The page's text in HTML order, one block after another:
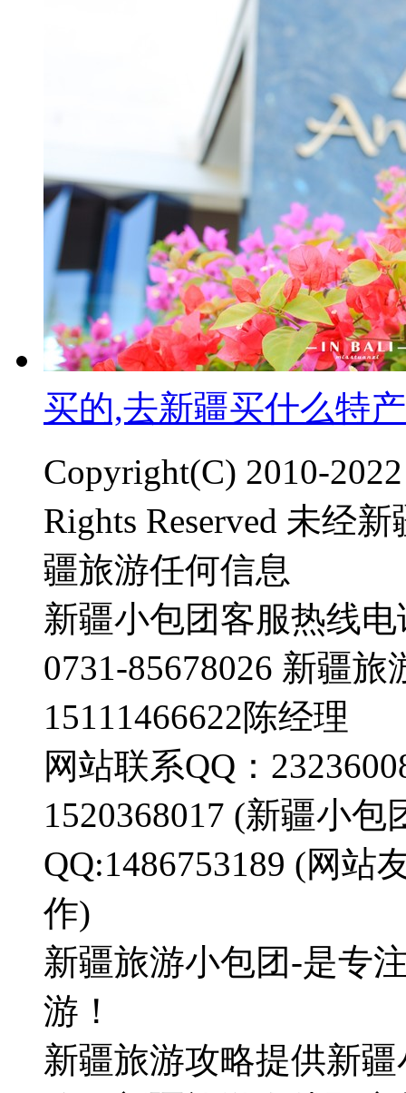
买的,去新疆买什么特
Copyright(C) 2010-
Rights Reserved 未经
疆旅游任何信息
新疆小包团客服热线电
0731-85678026 新疆
15111466622陈经理
网站联系QQ：
1520368017 (新疆小
QQ:1486753189 (网站
作)
新疆旅游小包团-是专
游！
新疆旅游攻略提供新